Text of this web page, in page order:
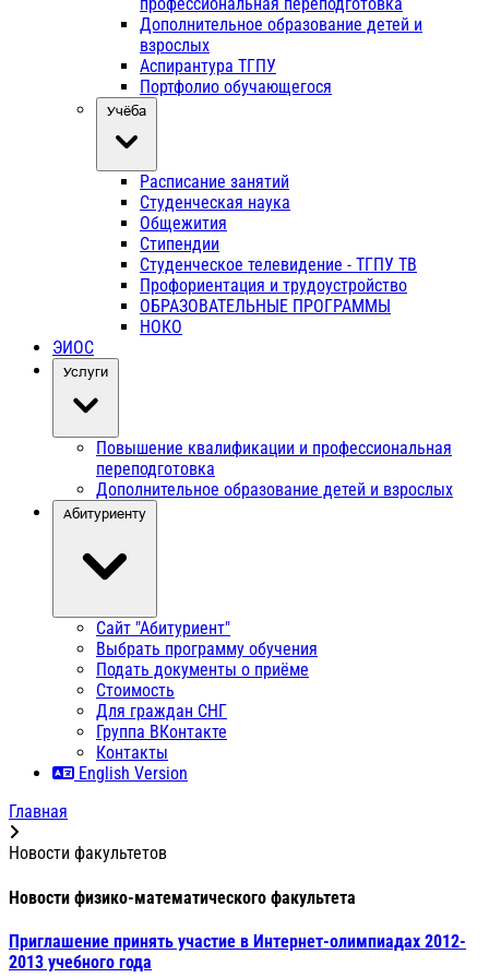
профессиональная переподготовка
Дополнительное образование детей и
взрослых
Аспирантура ТГПУ
Портфолио обучающегося
Учёба
Расписание занятий
Студенческая наука
Общежития
Стипендии
Студенческое телевидение - ТГПУ ТВ
Профориентация и трудоустройство
ОБРАЗОВАТЕЛЬНЫЕ ПРОГРАММЫ
НОКО
ЭИОС
Услуги
Повышение квалификации и профессиональная
переподготовка
Дополнительное образование детей и взрослых
Абитуриенту
Сайт "Абитуриент"
Выбрать программу обучения
Подать документы о приёме
Стоимость
Для граждан СНГ
Группа ВКонтакте
Контакты
English Version
Главная
Новости факультетов
Новости физико-математического факультета
Приглашение принять участие в Интернет-олимпиадах 2012-
2013 учебного года